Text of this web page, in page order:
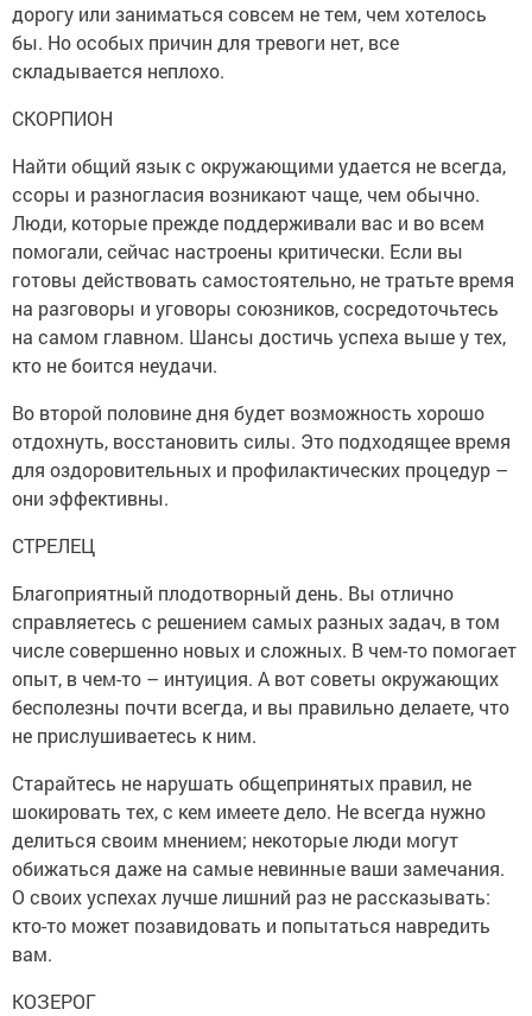
дорогу или заниматься совсем не тем, чем хотелось
бы. Но особых причин для тревоги нет, все
складывается неплохо.
СКОРПИОН
Найти общий язык с окружающими удается не всегда,
ссоры и разногласия возникают чаще, чем обычно.
Люди, которые прежде поддерживали вас и во всем
помогали, сейчас настроены критически. Если вы
готовы действовать самостоятельно, не тратьте время
на разговоры и уговоры союзников, сосредоточьтесь
на самом главном. Шансы достичь успеха выше у тех,
кто не боится неудачи.
Во второй половине дня будет возможность хорошо
отдохнуть, восстановить силы. Это подходящее время
для оздоровительных и профилактических процедур –
они эффективны.
СТРЕЛЕЦ
Благоприятный плодотворный день. Вы отлично
справляетесь с решением самых разных задач, в том
числе совершенно новых и сложных. В чем-то помогает
опыт, в чем-то – интуиция. А вот советы окружающих
бесполезны почти всегда, и вы правильно делаете, что
не прислушиваетесь к ним.
Старайтесь не нарушать общепринятых правил, не
шокировать тех, с кем имеете дело. Не всегда нужно
делиться своим мнением; некоторые люди могут
обижаться даже на самые невинные ваши замечания.
О своих успехах лучше лишний раз не рассказывать:
кто-то может позавидовать и попытаться навредить
вам.
КОЗЕРОГ